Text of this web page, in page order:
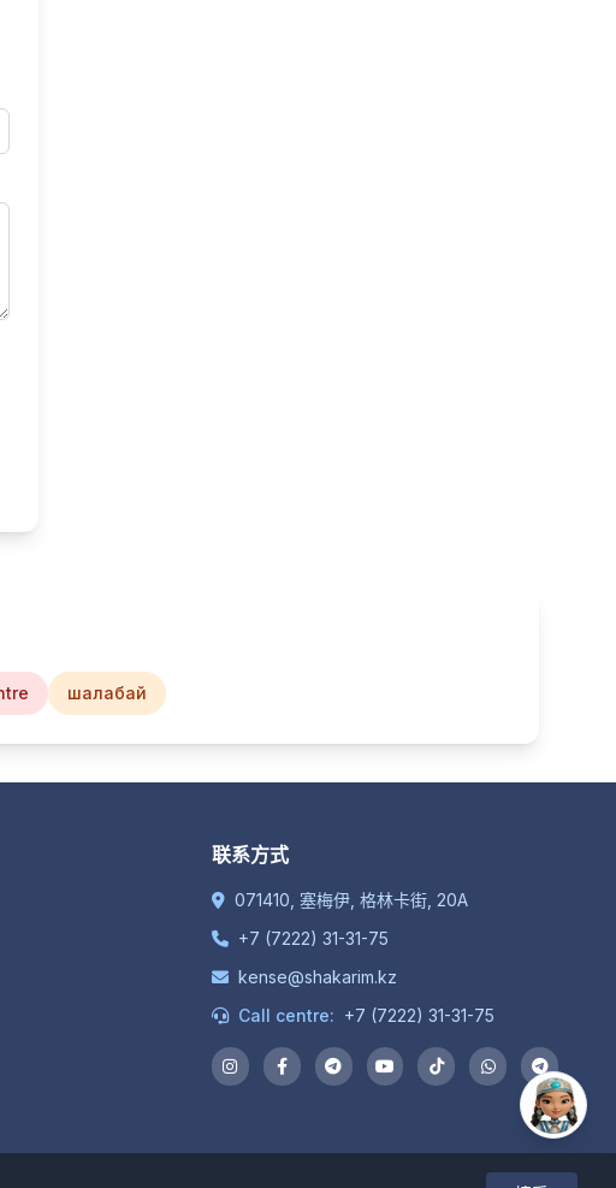
шалабай
联系方式
071410, 塞梅伊, 格林卡街, 20A
+7 (7222) 31-31-75
kense@shakarim.kz
Call centre: +7 (7222) 31-31-75